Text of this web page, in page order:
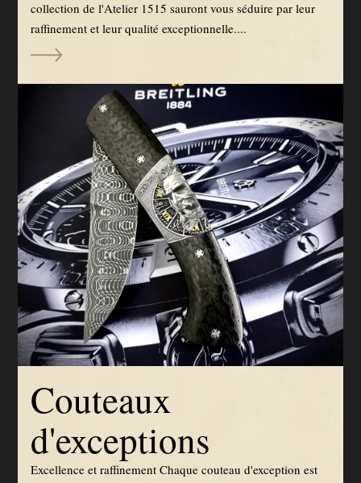
collection de l'Atelier 1515 sauront vous séduire par leur
raffinement et leur qualité exceptionnelle....
Couteaux
d'exceptions
Excellence et raffinement Chaque couteau d'exception est